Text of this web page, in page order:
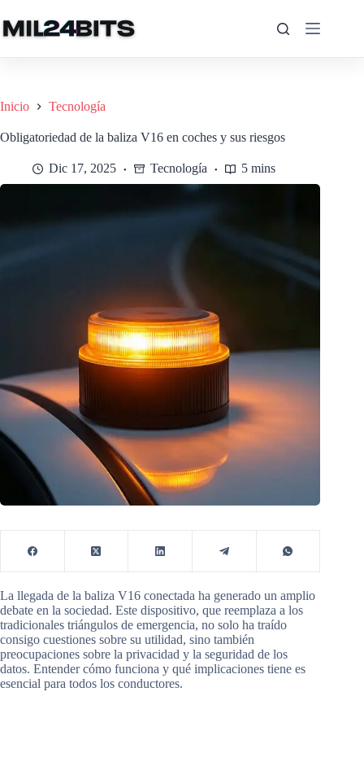
al
contenido
Inicio Tecnología
Obligatoriedad de la baliza V16 en coches y sus riesgos
Dic 17, 2025 Tecnología 5 mins
La llegada de la baliza V16 conectada ha generado un amplio
debate en la sociedad. Este dispositivo, que reemplaza a los
tradicionales triángulos de emergencia, no solo ha traído
consigo cuestiones sobre su utilidad, sino también
preocupaciones sobre la privacidad y la seguridad de los
datos. Entender cómo funciona y qué implicaciones tiene es
esencial para todos los conductores.